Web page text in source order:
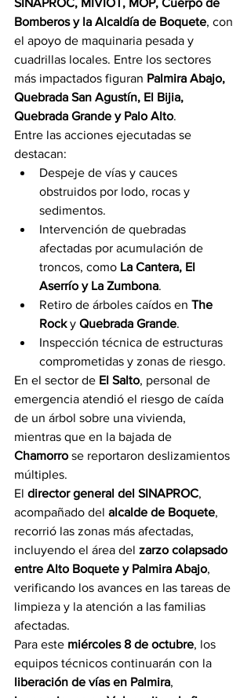
SINAPROC, MIVIOT, MOP, Cuerpo de
Bomberos y la Alcaldía de Boquete, con
el apoyo de maquinaria pesada y
cuadrillas locales. Entre los sectores
más impactados figuran Palmira Abajo,
Quebrada San Agustín, El Bijia,
Quebrada Grande y Palo Alto.
Entre las acciones ejecutadas se
destacan:
Despeje de vías y cauces
obstruidos por lodo, rocas y
sedimentos.
Intervención de quebradas
afectadas por acumulación de
troncos, como La Cantera, El
Aserrío y La Zumbona.
Retiro de árboles caídos en The
Rock y Quebrada Grande.
Inspección técnica de estructuras
comprometidas y zonas de riesgo.
En el sector de El Salto, personal de
emergencia atendió el riesgo de caída
de un árbol sobre una vivienda,
mientras que en la bajada de
Chamorro se reportaron deslizamientos
múltiples.
El director general del SINAPROC,
acompañado del alcalde de Boquete,
recorrió las zonas más afectadas,
incluyendo el área del zarzo colapsado
entre Alto Boquete y Palmira Abajo,
verificando los avances en las tareas de
limpieza y la atención a las familias
afectadas.
Para este miércoles 8 de octubre, los
equipos técnicos continuarán con la
liberación de vías en Palmira,